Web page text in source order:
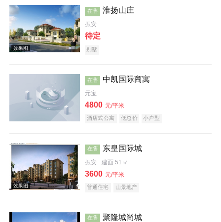
实景图
实景图
效果图
在售 淮扬山庄
振安
待定
别墅
在售 中凯国际商寓
元宝
4800 元/平米
酒店式公寓 低总价 小户型
在售 东皇国际城
振安 建面 51㎡
3600 元/平米
普通住宅 山景地产
在售 聚隆城尚城